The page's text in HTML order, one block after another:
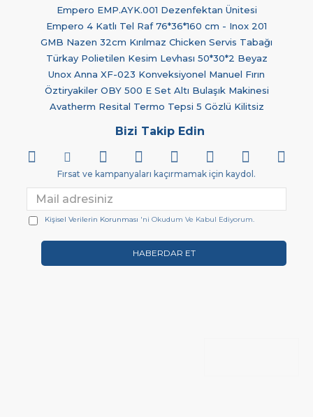
Empero EMP.AYK.001 Dezenfektan Ünitesi
Empero 4 Katlı Tel Raf 76*36*160 cm - Inox 201
GMB Nazen 32cm Kırılmaz Chicken Servis Tabağı
Türkay Polietilen Kesim Levhası 50*30*2 Beyaz
Unox Anna XF-023 Konveksiyonel Manuel Fırın
Öztiryakiler OBY 500 E Set Altı Bulaşık Makinesi
Avatherm Resital Termo Tepsi 5 Gözlü Kilitsiz
Bizi Takip Edin
Fırsat ve kampanyaları kaçırmamak için kaydol.
HABERDAR ET
Kişisel Verilerin Korunması 'ni Okudum Ve Kabul Ediyorum.